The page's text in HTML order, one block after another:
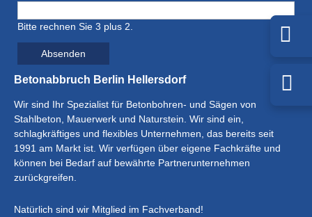
Bitte rechnen Sie 3 plus 2.
Absenden
Betonabbruch Berlin Hellersdorf
Wir sind Ihr Spezialist für Betonbohren- und Sägen von
Stahlbeton, Mauerwerk und Naturstein. Wir sind ein,
schlagkräftiges und flexibles Unternehmen, das bereits seit
1991 am Markt ist. Wir verfügen über eigene Fachkräfte und
können bei Bedarf auf bewährte Partnerunternehmen
zurückgreifen.
Natürlich sind wir Mitglied im Fachverband!